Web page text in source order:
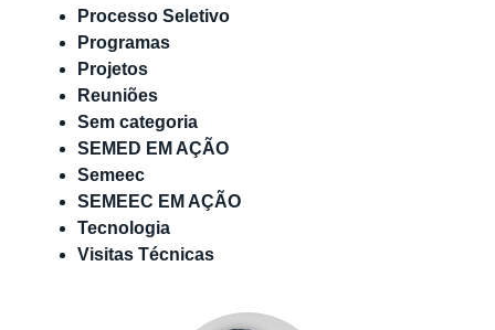
Processo Seletivo
Programas
Projetos
Reuniões
Sem categoria
SEMED EM AÇÃO
Semeec
SEMEEC EM AÇÃO
Tecnologia
Visitas Técnicas